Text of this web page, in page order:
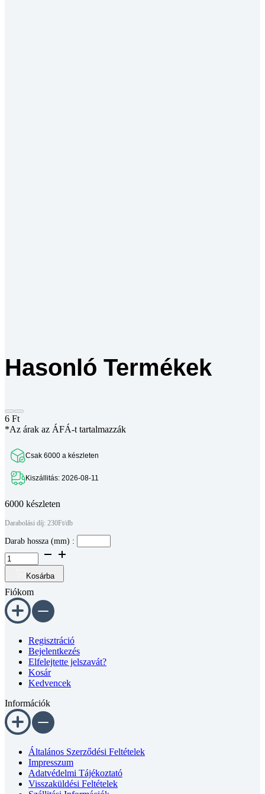
Hasonló Termékek
6 Ft
*Az árak az ÁFÁ-t tartalmazzák
Csak 6000 a készleten
Kiszállitás: 2026-08-11
6000 készleten
Darabolási díj: 230Ft/db
Darab hossza (mm) :
Aluprofil
-
40x20
-
méretre
vágva
mennyiség
Kosárba
Fiókom
Regisztráció
Bejelentkezés
Elfelejtette jelszavát?
Kosár
Kedvencek
Információk
Általános Szerződési Feltételek
Impresszum
Adatvédelmi Tájékoztató
Visszaküldési Feltételek